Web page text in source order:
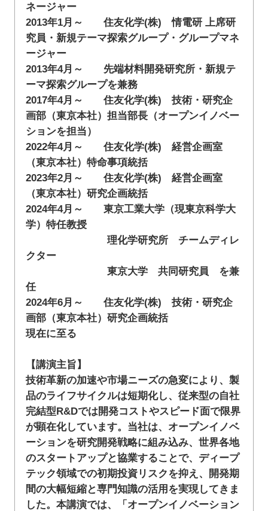
ネージャー
2013年1月～ 住友化学(株) 情電研 上席研
究員・新規テーマ探索グループ・グループマネ
ージャー
2013年4月～ 先端材料開発研究所・新規テ
ーマ探索グループを兼務
2017年4月～ 住友化学(株) 技術・研究企
画部（東京本社）担当部長（オープンイノベー
ションを担当）
2022年4月～ 住友化学(株) 経営企画室
（東京本社）特命事項統括
2023年2月～ 住友化学(株) 経営企画室
（東京本社）研究企画統括
2024年4月～ 東京工業大学（現東京科学大
学）特任教授
理化学研究所 チームディレ
クター
東京大学 共同研究員 を兼
任
2024年6月～ 住友化学(株) 技術・研究企
画部（東京本社）研究企画統括
現在に至る
【講演主旨】
技術革新の加速や市場ニーズの急変により、製
品のライフサイクルは短期化し、従来型の自社
完結型R&Dでは開発コストやスピード面で限界
が顕在化しています。当社は、オープンイノベ
ーションを研究開発戦略に組み込み、世界各地
のスタートアップと協業することで、ディープ
テック領域での初期投資リスクを抑え、開発期
間の大幅短縮と専門知識の活用を実現してきま
した。本講演では、「オープンイノベーション